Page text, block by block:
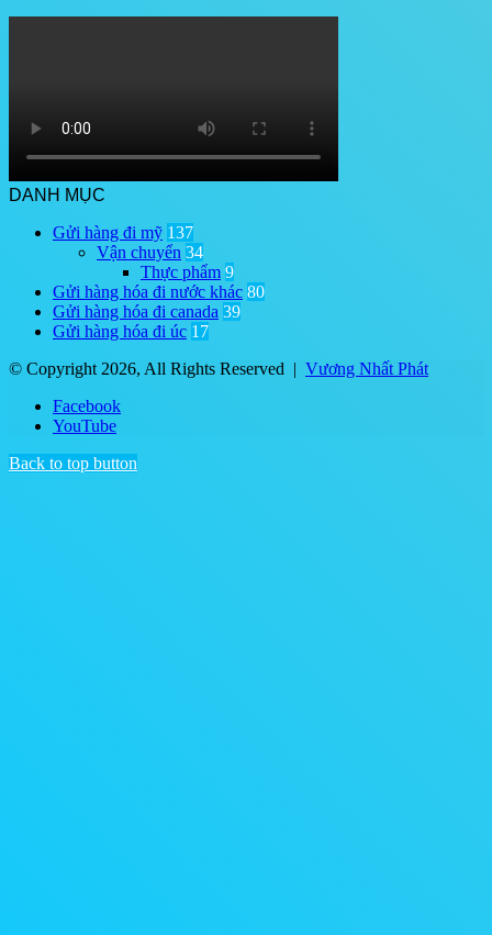
DANH MỤC
Gửi hàng đi mỹ 137
Vận chuyển 34
Thực phẩm 9
Gửi hàng hóa đi nước khác 80
Gửi hàng hóa đi canada 39
Gửi hàng hóa đi úc 17
© Copyright 2026, All Rights Reserved | Vương Nhất Phát
Facebook
YouTube
Back to top button